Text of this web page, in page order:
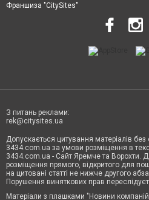
Франшиза "CitySites"
З питань реклами:
rek@citysites.ua
Допускається цитування матеріалів
3434.com.ua за умови розміщення в
3434.com.ua - Сайт Яремче та Ворохти.
розміщення прямого, відкритого для
на цитовані статті не нижче другого
Порушення виняткових прав
Матеріали з плашками "Новини